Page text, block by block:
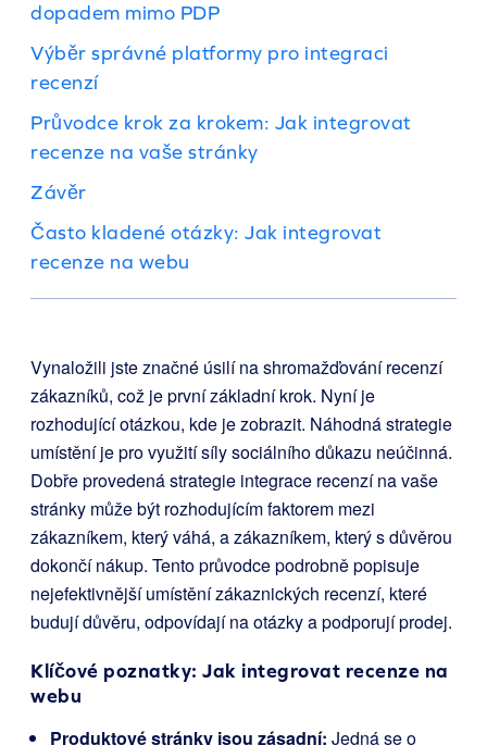
dopadem mimo PDP
Výběr správné platformy pro integraci
recenzí
Průvodce krok za krokem: Jak integrovat
recenze na vaše stránky
Závěr
Často kladené otázky: Jak integrovat
recenze na webu
Vynaložili jste značné úsilí na shromažďování recenzí
zákazníků, což je první základní krok. Nyní je
rozhodující otázkou, kde je zobrazit. Náhodná strategie
umístění je pro využití síly sociálního důkazu neúčinná.
Dobře provedená strategie integrace recenzí na vaše
stránky může být rozhodujícím faktorem mezi
zákazníkem, který váhá, a zákazníkem, který s důvěrou
dokončí nákup. Tento průvodce podrobně popisuje
nejefektivnější umístění zákaznických recenzí, které
budují důvěru, odpovídají na otázky a podporují prodej.
Klíčové poznatky: Jak integrovat recenze na
webu
Produktové stránky jsou zásadní: Jedná se o